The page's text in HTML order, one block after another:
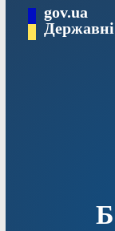
вмісту
gov.ua